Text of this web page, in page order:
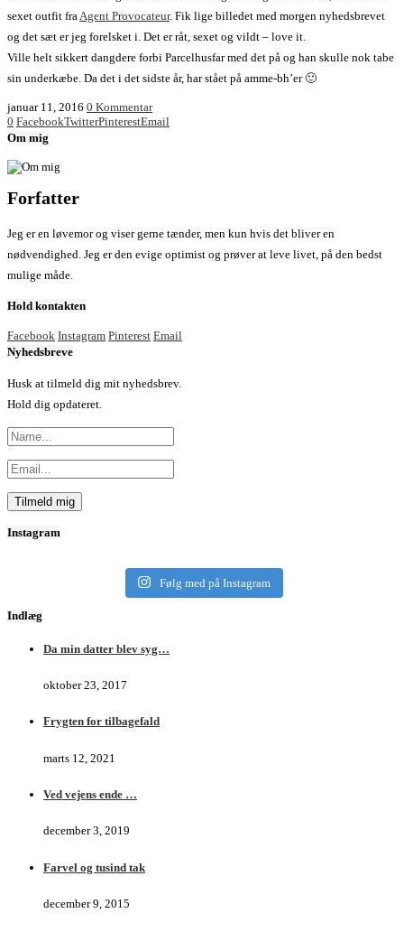
sexet outfit fraAgent Provocateur. Fik lige billedet med morgen nyhedsbrevet
og det sæt er jeg forelsket i. Det er råt, sexet og vildt – love it.
Ville helt sikkert dangdere forbi Parcelhusfar med det på og han skulle nok tabe
sin underkæbe. Da det i det sidste år, har stået på amme-bh’er 🙂
januar 11, 2016 0 Kommentar
0 FacebookTwitterPinterestEmail
Om mig
Forfatter
Jeg er en løvemor og viser gerne tænder, men kun hvis det bliver en
nødvendighed. Jeg er den evige optimist og prøver at leve livet, på den bedst
mulige måde.
Hold kontakten
Facebook Instagram Pinterest Email
Nyhedsbreve
Husk at tilmeld dig mit nyhedsbrev.
Hold dig opdateret.
Instagram
Følg med på Instagram
Indlæg
Da min datter blev syg…
oktober 23, 2017
Frygten for tilbagefald
marts 12, 2021
Ved vejens ende …
december 3, 2019
Farvel og tusind tak
december 9, 2015